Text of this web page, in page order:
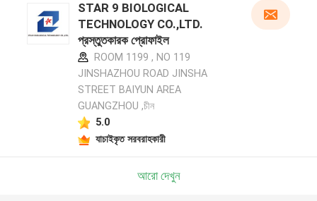
STAR 9 BIOLOGICAL
TECHNOLOGY CO.,LTD.
প্রস্তুতকারক প্রোফাইল
ROOM 1199 , NO 119
JINSHAZHOU ROAD JINSHA
STREET BAIYUN AREA
GUANGZHOU ,চীন
5.0
যাচাইকৃত সরবরাহকারী
আরো দেখুন